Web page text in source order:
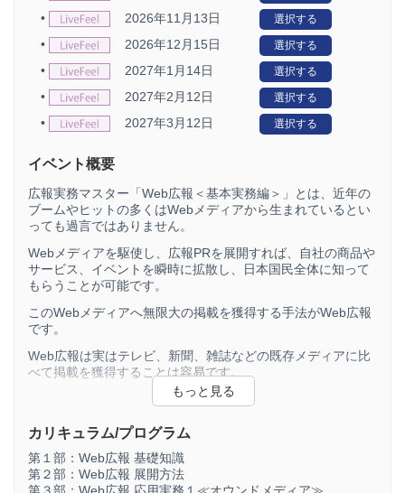
• 2026年11月13日 選択する
• 2026年12月15日 選択する
• 2027年1月14日 選択する
• 2027年2月12日 選択する
• 2027年3月12日 選択する
イベント概要
広報実務マスター「Web広報＜基本実務編＞」とは、近年の
ブームやヒットの多くはWebメディアから生まれているとい
っても過言ではありません。
Webメディアを駆使し、広報PRを展開すれば、自社の商品や
サービス、イベントを瞬時に拡散し、日本国民全体に知って
もらうことが可能です。
このWebメディアへ無限大の掲載を獲得する手法がWeb広報
です。
Web広報は実はテレビ、新聞、雑誌などの既存メディアに比
べて掲載を獲得することは容易です。
既存メディアよりもメディアの数が多く、幅白い情報を取り
この情報を拡散させる有効な手段であるWeb広報を展開しな
い手はありません。
では、どのように展開するのでしょうか？
カリキュラム/プログラム
第１部：Web広報 基礎知識
第２部：Web広報 展開方法